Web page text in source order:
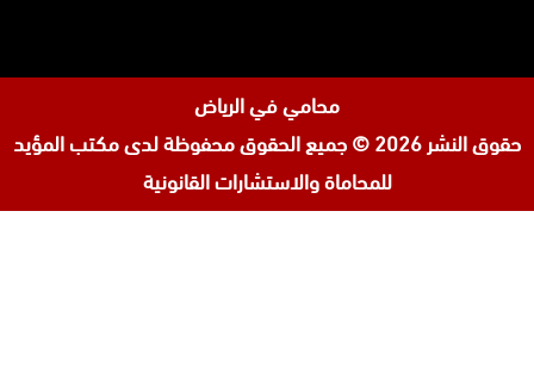
محامي في الرياض
حقوق النشر 2026 © جميع الحقوق محفوظة لدى
مكتب المؤيد
للمحاماة والاستشارات القانونية